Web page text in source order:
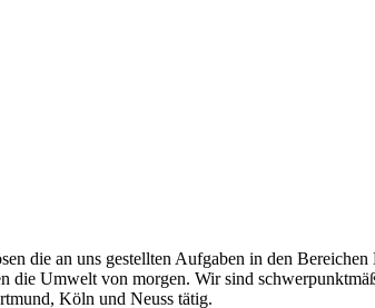
die an uns gestellten Aufgaben in den
die Umwelt von morgen. Wir sind
Köln und Neuss tätig.